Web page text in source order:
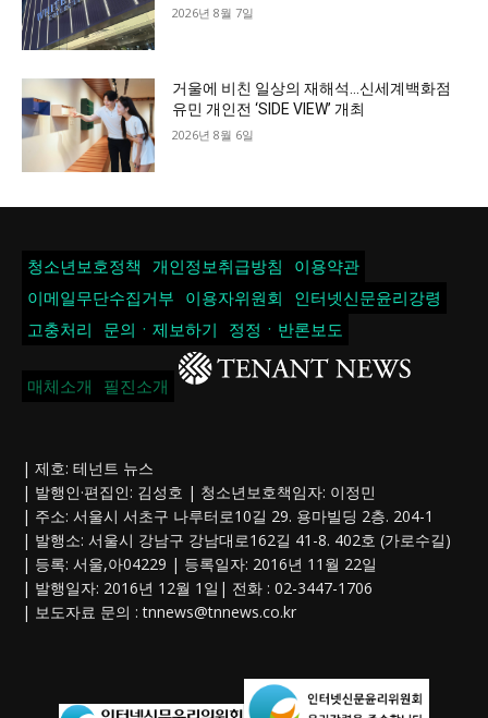
2026년 8월 7일
거울에 비친 일상의 재해석…신세계백화점
유민 개인전 ‘SIDE VIEW’ 개최
2026년 8월 6일
청소년보호정책 개인정보취급방침
이용약관
이메일무단수집거부
이용자위원회
인터넷신문윤리강령
고충처리
문의ㆍ제보하기 정정ㆍ반론보도
매체소개 필진소개
| 제호: 테넌트 뉴스
| 발행인·편집인: 김성호 | 청소년보호책임자: 이정민
| 주소: 서울시 서초구 나루터로10길 29. 용마빌딩 2층. 204-1
| 발행소: 서울시 강남구 강남대로162길 41-8. 402호 (가로수길)
| 등록: 서울,아04229 | 등록일자: 2016년 11월 22일
| 발행일자: 2016년 12월 1일| 전화 : 02-3447-1706
| 보도자료 문의 :tnnews@tnnews.co.kr